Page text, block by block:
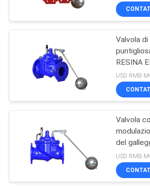
Valvola a sfera
criogenica
Valvola a
saracinesca
resiliente
Valvola
RESINA
duttile
USD RMB
Valvola
del
DN800
USD RMB